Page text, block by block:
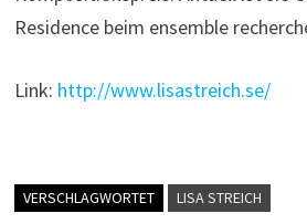
Residence beim ensemble
Link: http://www.lisastreich.se/
VERSCHLAGWORTET LISA STREICH